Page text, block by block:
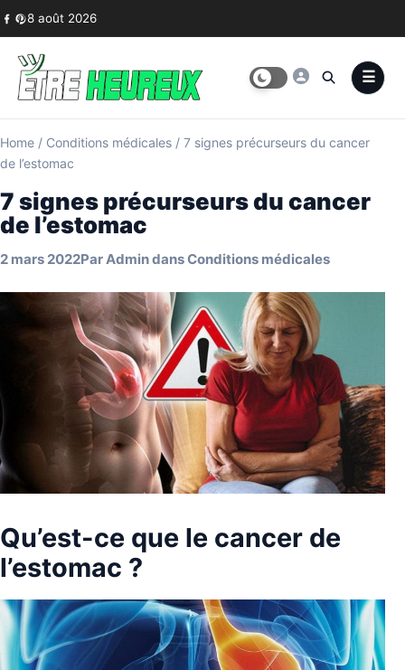
Skip to content
8 août 2026
Home / Conditions médicales / 7 signes précurseurs du cancer
de l’estomac
7 signes précurseurs du cancer
de l’estomac
2 mars 2022ParAdmindansConditions médicales
Qu’est-ce que le cancer de
l’estomac ?